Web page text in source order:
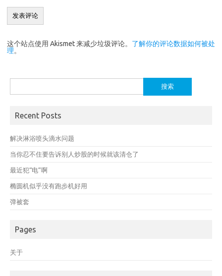
这个站点使用 Akismet 来减少垃圾评论。 了解你的评论数据如何被处
理。
索：
Recent Posts
解决淋浴喷头滴水问题
当你忍不住要告诉别人炒股的时候就该清仓了
最近犯“电”啊
椭圆机似乎没有跑步机好用
弹被套
Pages
关于